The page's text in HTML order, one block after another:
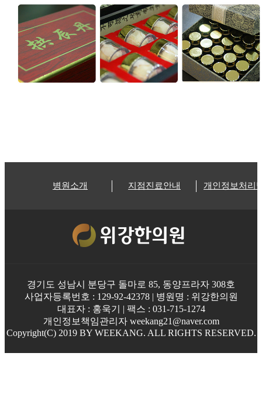
병원소개 지점진료안내 개인정보처리
경기도 성남시 분당구 돌마로 85, 동양프라자 308호
사업자등록번호 : 129-92-42378 | 병원명 : 위강한의원
대표자 : 홍욱기 | 팩스 : 031-715-1274
개인정보책임관리자 weekang21@naver.com
Copyright(C) 2019 BY WEEKANG. ALL RIGHTS RESERVED.